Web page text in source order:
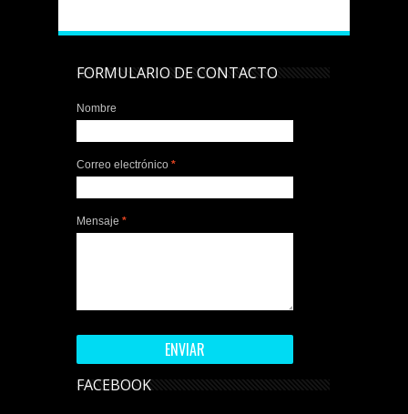
FORMULARIO DE CONTACTO
Nombre
Correo electrónico *
Mensaje *
FACEBOOK